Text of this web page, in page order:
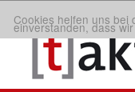
Cookies helfen uns bei
einverstanden, dass